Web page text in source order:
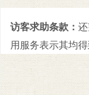
访客求助条款：
用服务表示其均